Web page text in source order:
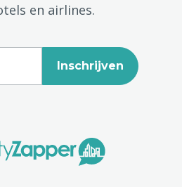
en airlines.
Inschrijven